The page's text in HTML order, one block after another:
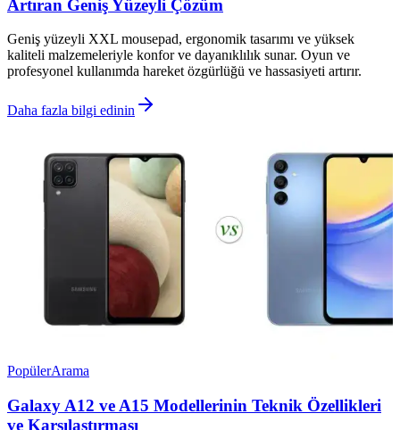
Artıran Geniş Yüzeyli Çözüm
Geniş yüzeyli XXL mousepad, ergonomik tasarımı ve yüksek
kaliteli malzemeleriyle konfor ve dayanıklılık sunar. Oyun ve
profesyonel kullanımda hareket özgürlüğü ve hassasiyeti artırır.
Daha fazla bilgi edinin
PopülerArama
Galaxy A12 ve A15 Modellerinin Teknik Özellikleri
ve Karşılaştırması